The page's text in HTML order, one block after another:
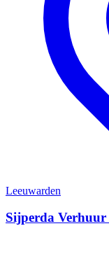
Leeuwarden
Sijperda